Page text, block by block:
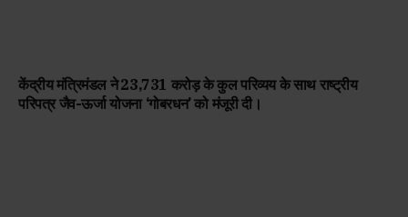
केंद्रीय मंत्रिमंडल ने ₹23,731 करोड़ के कुल परिव्यय के साथ राष्ट्रीय
परिपत्र जैव-ऊर्जा योजना ‘गोबरधन’ को मंजूरी दी।